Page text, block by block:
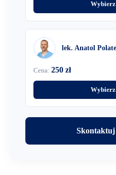
lek. Anatol
Cena: 250 zł
Skontaktuj